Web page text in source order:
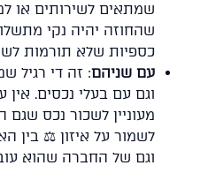
שמתאים לשירותים או
שהחוזה יהיה נקי מתשלומים
כספיות שלא תורמות לשוכר.
עם שניהם: זה די רגיל
וגם עם בעלי נכסים. אין עם
מעוניין לשכור נכס שגם
לשמור על איזון ⚖️ בין
וגם של החברה שהוא עובד